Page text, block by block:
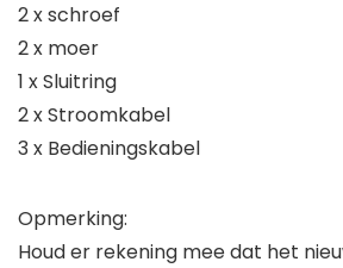
2 x schroef
2 x moer
1 x Sluitring
2 x Stroomkabel
3 x Bedieningskabel
Opmerking:
Houd er rekening mee dat het